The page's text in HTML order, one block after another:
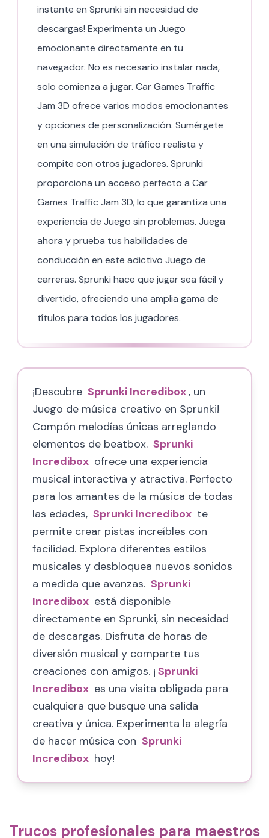
instante en Sprunki sin necesidad de
descargas! Experimenta un Juego
emocionante directamente en tu
navegador. No es necesario instalar nada,
solo comienza a jugar. Car Games Traffic
Jam 3D ofrece varios modos emocionantes
y opciones de personalización. Sumérgete
en una simulación de tráfico realista y
compite con otros jugadores. Sprunki
proporciona un acceso perfecto a Car
Games Traffic Jam 3D, lo que garantiza una
experiencia de Juego sin problemas. Juega
ahora y prueba tus habilidades de
conducción en este adictivo Juego de
carreras. Sprunki hace que jugar sea fácil y
divertido, ofreciendo una amplia gama de
títulos para todos los jugadores.
¡Descubre Sprunki Incredibox, un
Juego de música creativo en Sprunki!
Compón melodías únicas arreglando
elementos de beatbox. Sprunki
Incredibox ofrece una experiencia
musical interactiva y atractiva. Perfecto
para los amantes de la música de todas
las edades, Sprunki Incredibox te
permite crear pistas increíbles con
facilidad. Explora diferentes estilos
musicales y desbloquea nuevos sonidos
a medida que avanzas. Sprunki
Incredibox está disponible
directamente en Sprunki, sin necesidad
de descargas. Disfruta de horas de
diversión musical y comparte tus
creaciones con amigos. ¡ Sprunki
Incredibox es una visita obligada para
cualquiera que busque una salida
creativa y única. Experimenta la alegría
de hacer música con Sprunki
Incredibox hoy!
Trucos profesionales para maestros